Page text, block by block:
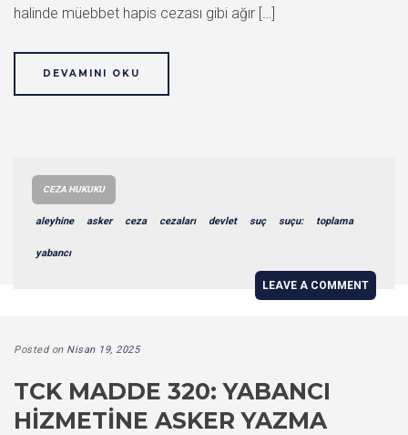
halinde müebbet hapis cezası gibi ağır […]
DEVAMINI OKU
CEZA HUKUKU
aleyhine asker ceza cezaları devlet suç suçu: toplama
yabancı
LEAVE A COMMENT
Posted on Nisan 19, 2025
TCK MADDE 320: YABANCI
HIZMETINE ASKER YAZMA